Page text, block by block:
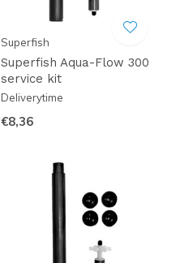
Superfish
Superfish Aqua-Flow 300
service kit
Deliverytime
€8,36